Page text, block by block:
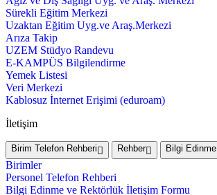
Sürekli Eğitim Merkezi
Uzaktan Eğitim Uyg.ve Araş.Merkezi
Arıza Takip
UZEM Stüdyo Randevu
E-KAMPÜS Bilgilendirme
Yemek Listesi
Veri Merkezi
Kablosuz İnternet Erişimi (eduroam)
İletişim
Birim Telefon Rehberi Rehber Bilgi Edinme
Birimler
Personel Telefon Rehberi
Bilgi Edinme ve Rektörlük İletişim Formu